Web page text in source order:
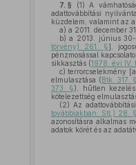
7. § (1) A
adattovábbítási
küzdelem, valamint az
a) a 2011. december
b) a 2013. június
törvény) 261. §],
pénzmosással
sikkasztás (1978. évi IV.
c) terrorcselekmény
elmulasztása (Btk. 317. §
373. §), hűtlen
kötelezettség
(2) Az
továbbiakban: Stt.) 28.
azonosításra alkalmas
adatok körét és az